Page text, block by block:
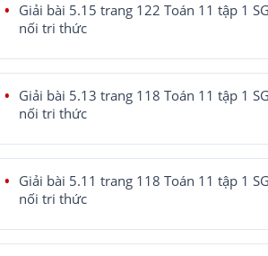
Giải bài 5.15 trang 122 Toán 11 tập 1
nối tri thức
Giải bài 5.13 trang 118 Toán 11 tập 1
nối tri thức
Giải bài 5.11 trang 118 Toán 11 tập 1
nối tri thức